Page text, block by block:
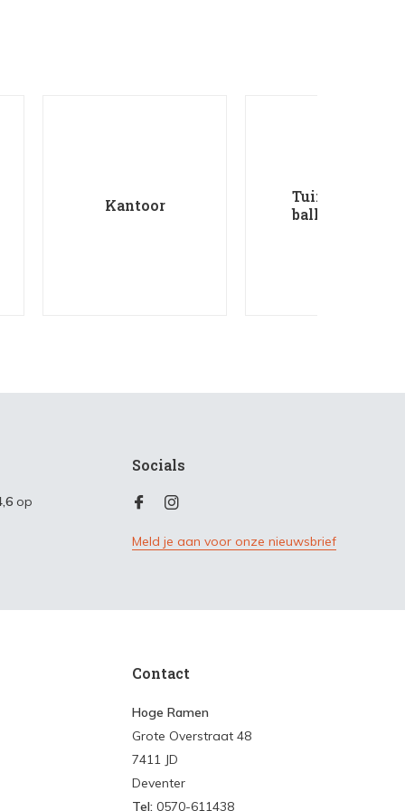
Kantoor
Tuin &
balkon
op
Socials
Meld je aan voor onze nieuwsbrief
Contact
Hoge Ramen
Grote Overstraat 48
7411 JD
Deventer
Tel: 0570-611438